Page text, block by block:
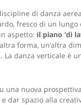
di danza
fresco di un
aspetto: il piano ‘di
forma, un’altra
danza verticale è
una nuova
dar spazio alla